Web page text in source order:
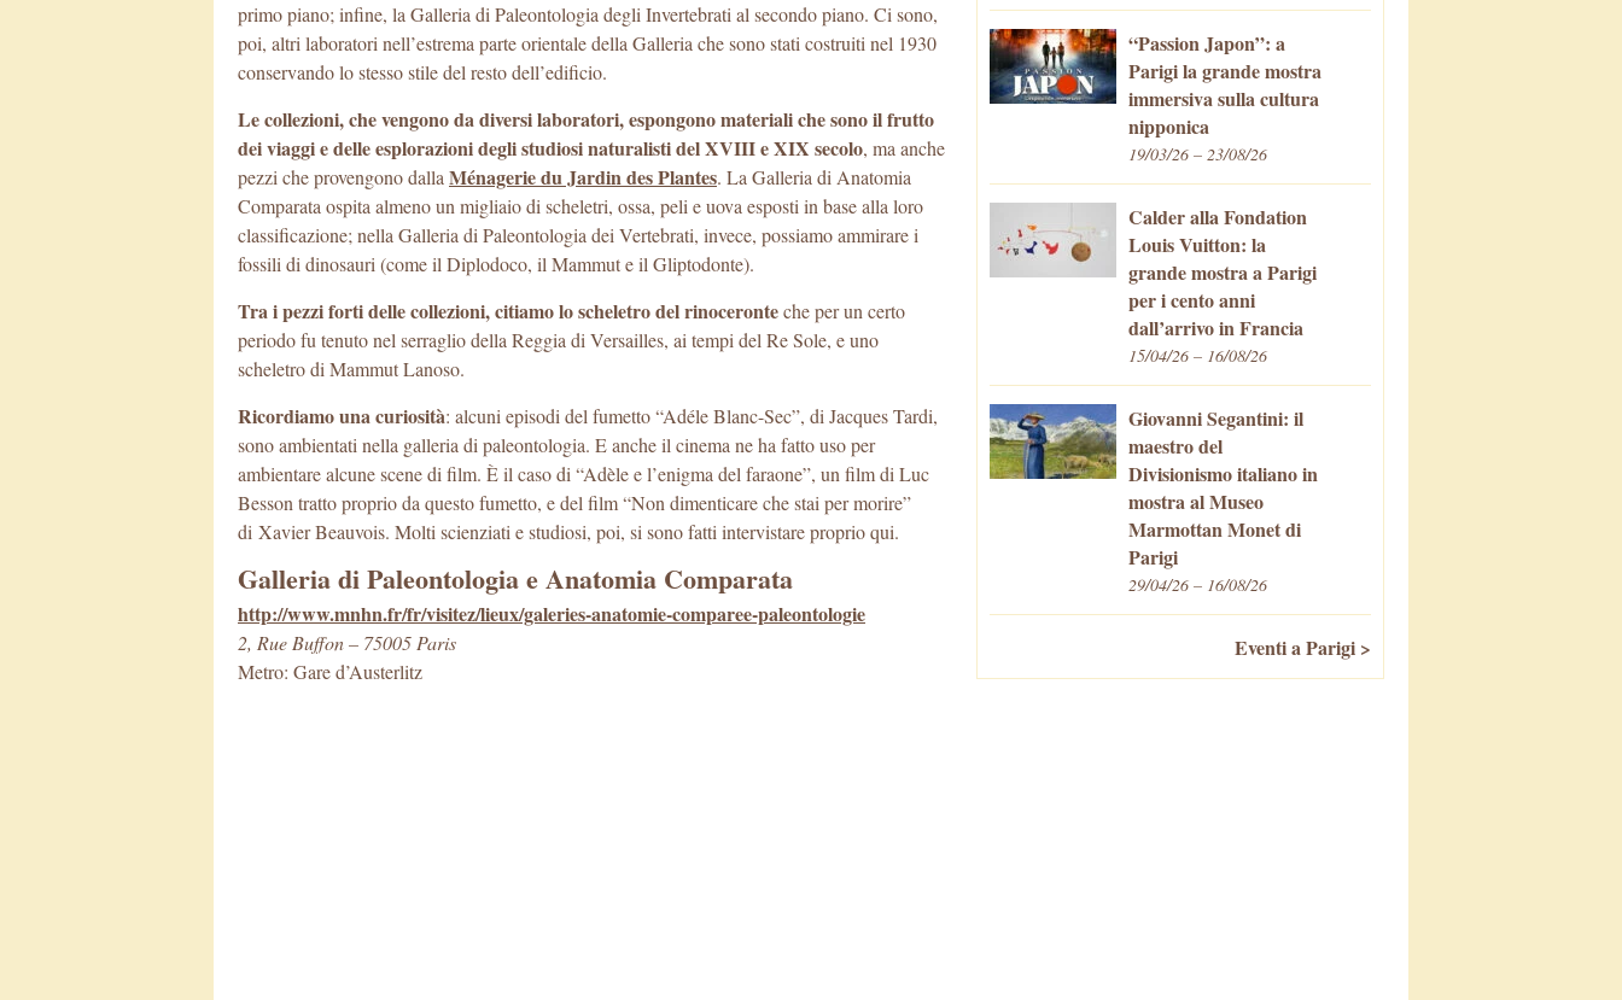
primo piano; infine, la Galleria di Paleontologia degli Invertebrati al secondo piano. Ci sono,
poi, altri laboratori nell’estrema parte orientale della Galleria che sono stati costruiti nel 1930
conservando lo stesso stile del resto dell’edificio.
Le collezioni, che vengono da diversi laboratori, espongono materiali che sono il frutto
dei viaggi e delle esplorazioni degli studiosi naturalisti del XVIII e XIX secolo, ma anche
pezzi che provengono dalla Ménagerie du Jardin des Plantes. La Galleria di Anatomia
Comparata ospita almeno un migliaio di scheletri, ossa, peli e uova esposti in base alla loro
classificazione; nella Galleria di Paleontologia dei Vertebrati, invece, possiamo ammirare i
fossili di dinosauri (come il Diplodoco, il Mammut e il Gliptodonte).
Tra i pezzi forti delle collezioni, citiamo lo scheletro del rinoceronteche per un certo
periodo fu tenuto nel serraglio della Reggia di Versailles, ai tempi del Re Sole, e uno
scheletro di Mammut Lanoso.
Ricordiamo una curiosità: alcuni episodi del fumetto “Adéle Blanc-Sec”, di Jacques Tardi,
sono ambientati nella galleria di paleontologia. E anche il cinema ne ha fatto uso per
ambientare alcune scene di film. È il caso di “Adèle e l’enigma del faraone”, un film di Luc
Besson tratto proprio da questo fumetto, e del film “Non dimenticare che stai per morire”
di Xavier Beauvois. Molti scienziati e studiosi, poi, si sono fatti intervistare proprio qui.
Galleria di Paleontologia e Anatomia Comparata
http://www.mnhn.fr/fr/visitez/lieux/galeries-anatomie-comparee-paleontologie
2, Rue Buffon – 75005 Paris
Metro: Gare d’Austerlitz
“Passion Japon”: a
Parigi la grande mostra
immersiva sulla cultura
nipponica
19/03/26 – 23/08/26
Calder alla Fondation
Louis Vuitton: la
grande mostra a Parigi
per i cento anni
dall’arrivo in Francia
15/04/26 – 16/08/26
Giovanni Segantini: il
maestro del
Divisionismo italiano in
mostra al Museo
Marmottan Monet di
Parigi
29/04/26 – 16/08/26
Eventi a Parigi >